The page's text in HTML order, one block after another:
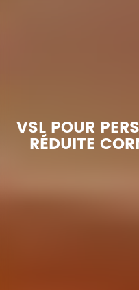
VSL POUR
RÉDUITE